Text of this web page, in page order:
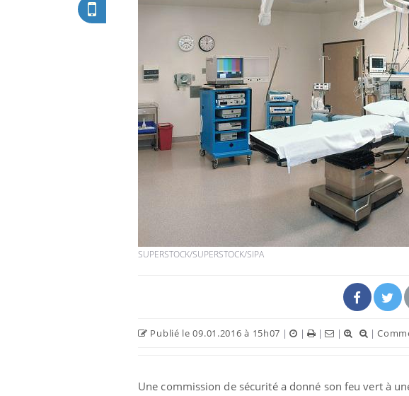
SUPERSTOCK/SUPERSTOCK/SIPA
Publié le 09.01.2016 à 15h07 | | | | |
Une commission de sécurité a donné son feu vert à
Le